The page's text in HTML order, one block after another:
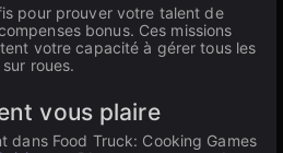
pour prouver votre talent de
bonus. Ces missions
votre capacité à gérer tous les
roues.
vous plaire
dans Food Truck: Cooking Games